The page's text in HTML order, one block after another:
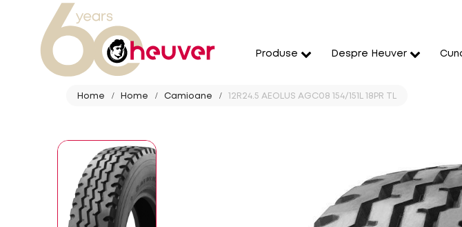
Produse Despre Heuver
Home Home Camioane 12R24.5 AEOLUS AGC08 154/151L 18PR TL